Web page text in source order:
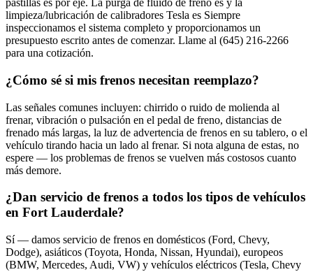
pastillas es por eje. La purga de fluido de freno es y la
limpieza/lubricación de calibradores Tesla es Siempre
inspeccionamos el sistema completo y proporcionamos un
presupuesto escrito antes de comenzar. Llame al (645) 216-2266
para una cotización.
¿Cómo sé si mis frenos necesitan reemplazo?
Las señales comunes incluyen: chirrido o ruido de molienda al
frenar, vibración o pulsación en el pedal de freno, distancias de
frenado más largas, la luz de advertencia de frenos en su tablero, o el
vehículo tirando hacia un lado al frenar. Si nota alguna de estas, no
espere — los problemas de frenos se vuelven más costosos cuanto
más demore.
¿Dan servicio de frenos a todos los tipos de vehículos
en Fort Lauderdale?
Sí — damos servicio de frenos en domésticos (Ford, Chevy,
Dodge), asiáticos (Toyota, Honda, Nissan, Hyundai), europeos
(BMW, Mercedes, Audi, VW) y vehículos eléctricos (Tesla, Chevy